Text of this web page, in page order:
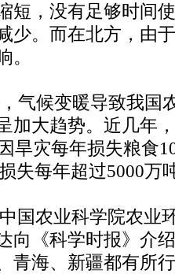
短，没有足够时间
少。而在北方，由
。
气候变暖导致我国
加大趋势。近几年
旱灾每年损失粮食
失每年超过5000万
国农业科学院农业
向《科学时报》介
青海、新疆都有所